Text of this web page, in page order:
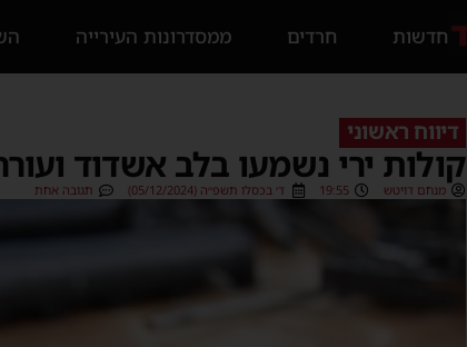
חדשות חרדים ממסדרונות העירייה
דיווח ראשוני
קולות ירי נשמעו בלב אשדוד
מנחם דויטש 19:55 ד׳ בכסלו תשפ״ה (05/12/2024) תגובה אחת